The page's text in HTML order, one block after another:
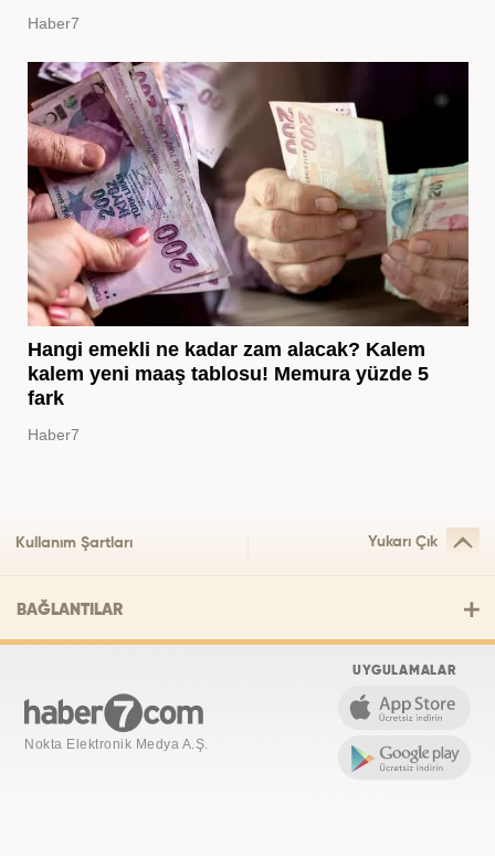
Haber7
Hangi emekli ne kadar zam alacak? Kalem
kalem yeni maaş tablosu! Memura yüzde 5
fark
Haber7
Kullanım Şartları Yukarı Çık
BAĞLANTILAR
Nokta Elektronik Medya A.Ş.
UYGULAMALAR